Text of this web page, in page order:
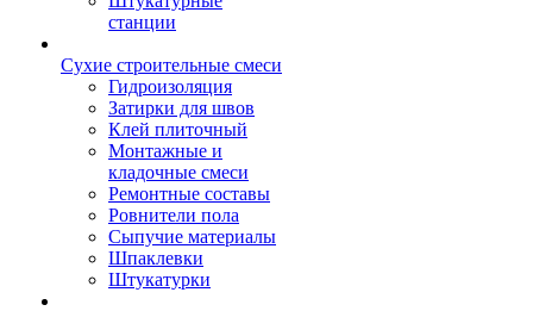
станции
Сухие строительные смеси
Гидроизоляция
Затирки для швов
Клей плиточный
Монтажные и
кладочные смеси
Ремонтные составы
Ровнители пола
Сыпучие материалы
Шпаклевки
Штукатурки